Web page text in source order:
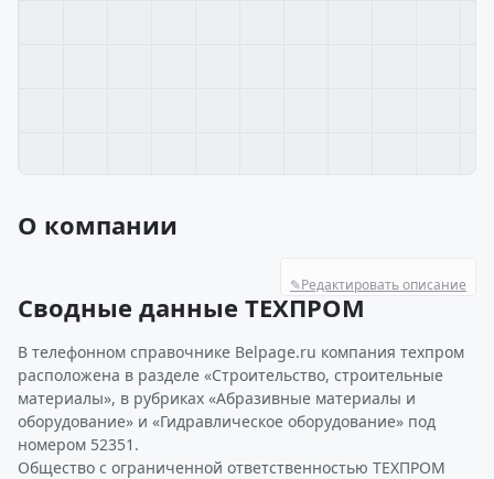
О компании
✎Редактировать описание
Сводные данные ТЕХПРОМ
В телефонном справочнике Belpage.ru компания техпром
расположена в разделе «Строительство, строительные
материалы», в рубриках «Абразивные материалы и
оборудование» и «Гидравлическое оборудование» под
номером 52351.
Общество с ограниченной ответственностью ТЕХПРОМ